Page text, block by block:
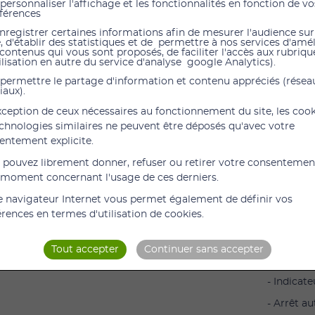
PO 30 -
- Mesure
la
-Mesure
- Petit
- Peut
- Écran
- Écran
-
-
-
- Arrêt
personnaliser l'affichage et les fonctionnalités en fonction de
certaines informations afin de mesurer l'audience
d'établir des statistiques et de permettre à nos services
contenus qui vous sont proposés, de faciliter l'accès aux
en autre du service d'analyse google Analytics).
permettre le partage d'information et contenu appréciés
de ceux nécessaires au fonctionnement du site, les
similaires ne peuvent être déposés qu'avec votre
explicite.
pouvez librement donner, refuser ou retirer votre
concernant l'usage de ces derniers.
navigateur Internet vous permet également de définir vos
en termes d'utilisation de cookies.
Tout accepter Continuer sans accepter